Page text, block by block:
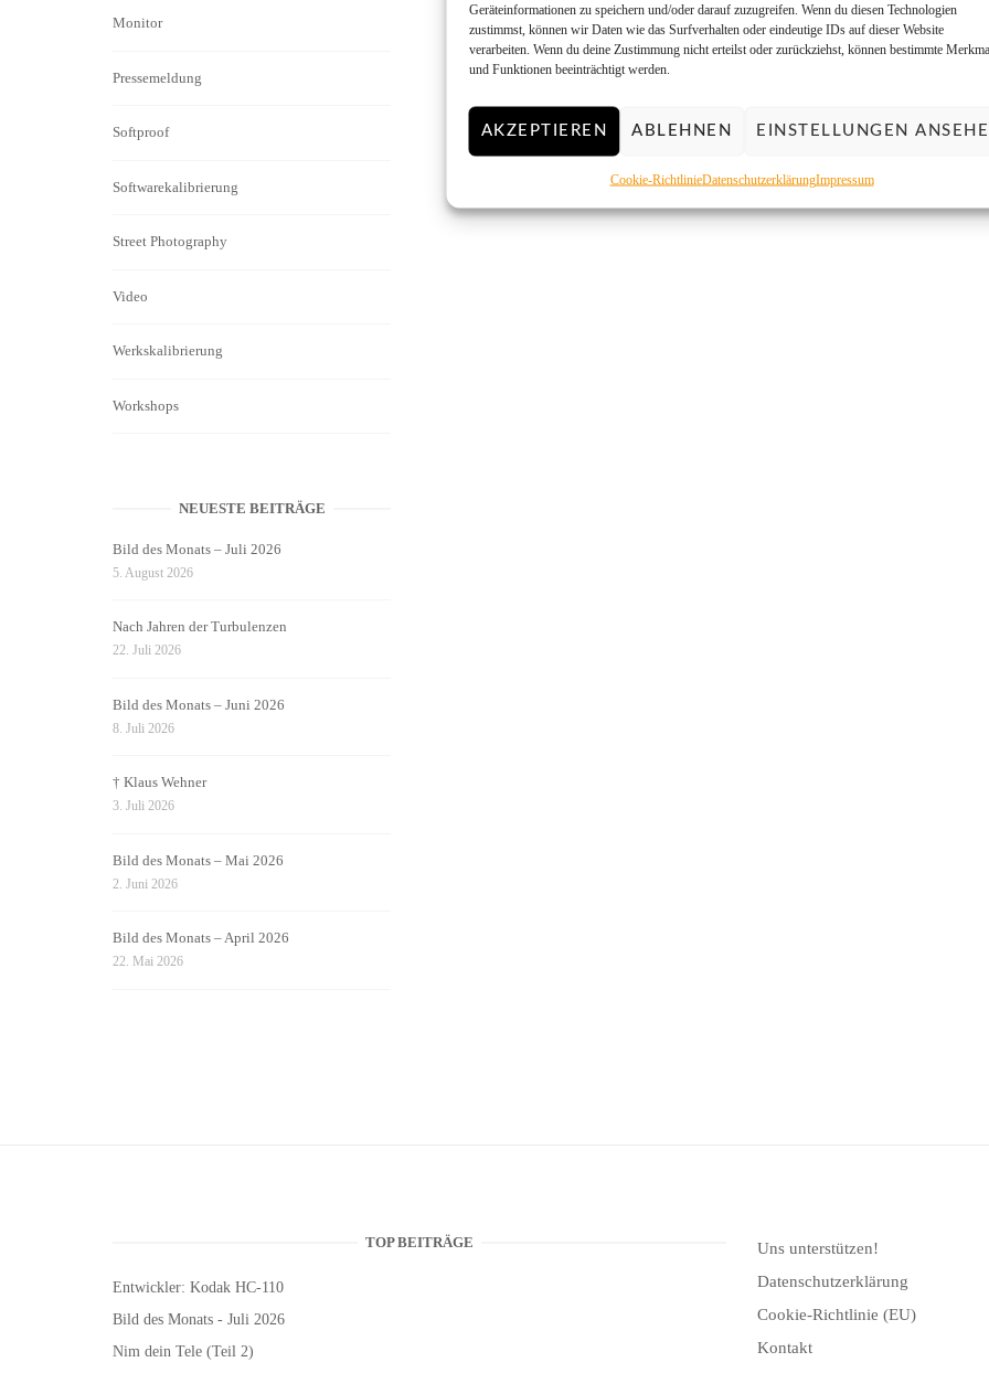
Geräteinformationen zu speichern und/oder darauf zuzugreifen. Wenn du diesen Technologien
zustimmst, können wir Daten wie das Surfverhalten oder eindeutige IDs auf dieser Website
verarbeiten. Wenn du deine Zustimmung nicht erteilst oder zurückziehst, können bestimmte
und Funktionen beeinträchtigt werden.
AKZEPTIEREN ABLEHNEN EINSTELLUNGEN
Cookie-RichtlinieDatenschutzerklärungImpressum
Monitor
Pressemeldung
Softproof
Softwarekalibrierung
Street Photography
Video
Werkskalibrierung
Workshops
NEUESTE BEITRÄGE
Bild des Monats – Juli 2026
5. August 2026
Nach Jahren der Turbulenzen
22. Juli 2026
Bild des Monats – Juni 2026
8. Juli 2026
† Klaus Wehner
3. Juli 2026
Bild des Monats – Mai 2026
2. Juni 2026
Bild des Monats – April 2026
22. Mai 2026
TOP BEITRÄGE
Entwickler: Kodak HC-110
Bild des Monats - Juli 2026
Nim dein Tele (Teil 2)
Uns unterstützen!
Datenschutzerklärung
Cookie-Richtlinie (EU)
Kontakt